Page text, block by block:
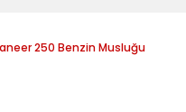
250 Benzin Musluğu